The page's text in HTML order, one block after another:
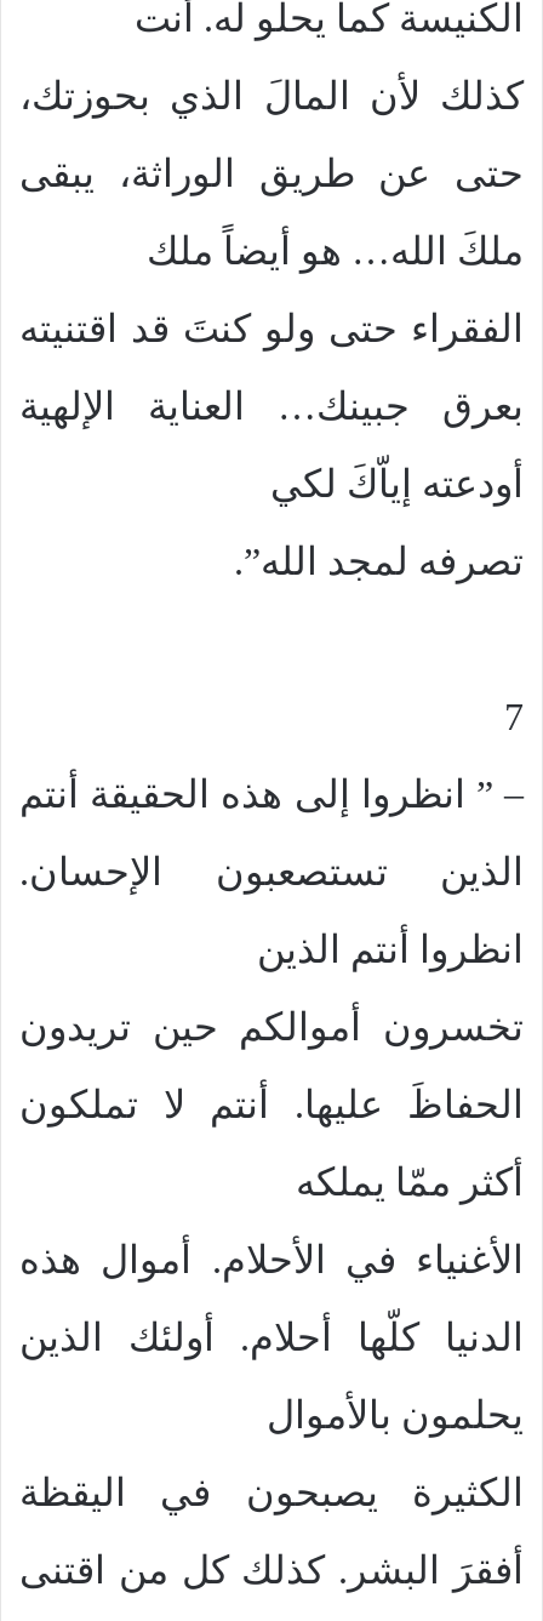
الكنيسة كما يحلو له. أنت
كذلك لأن المالَ الذي بحوزتك،
حتى عن طريق الوراثة، يبقى
ملكَ الله… هو أيضاً ملك
الفقراء حتى ولو كنتَ قد اقتنيته
بعرق جبينك… العناية الإلهية
أودعته إياّكَ لكي
تصرفه لمجد الله”.
7
– ” انظروا إلى هذه الحقيقة أنتم
الذين تستصعبون الإحسان.
انظروا أنتم الذين
تخسرون أموالكم حين تريدون
الحفاظَ عليها. أنتم لا تملكون
أكثر ممّا يملكه
الأغنياء في الأحلام. أموال هذه
الدنيا كلّها أحلام. أولئك الذين
يحلمون بالأموال
الكثيرة يصبحون في اليقظة
أفقرَ البشر. كذلك كل من اقتنى